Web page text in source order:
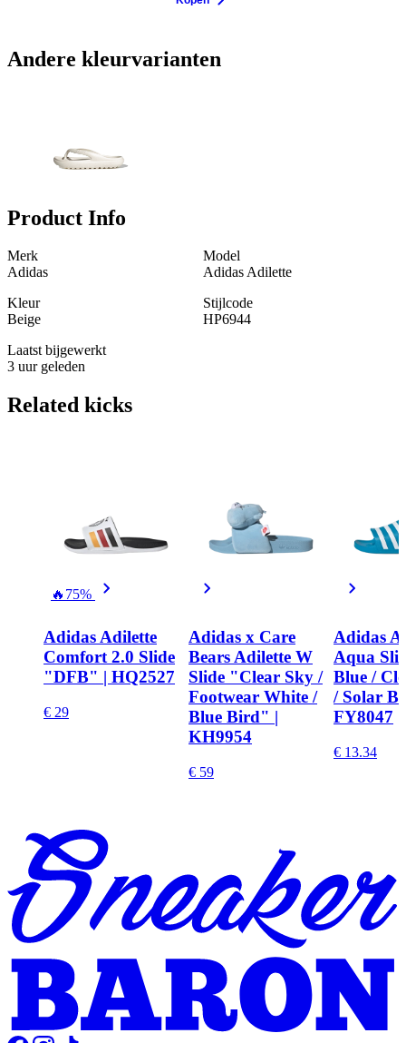
Andere kleurvarianten
Product Info
Merk
Adidas
Model
Adidas Adilette
Kleur
Beige
Stijlcode
HP6944
Laatst bijgewerkt
3 uur geleden
Related kicks
🔥 75%
Adidas Adilette
Comfort 2.0 Slide
"DFB" | HQ2527
€ 29
Adidas x Care
Bears Adilette W
Slide "Clear Sky /
Footwear White /
Blue Bird" |
KH9954
€ 59
Adidas
Aqua
Blue /
/ Solar
FY8047
€ 13.34